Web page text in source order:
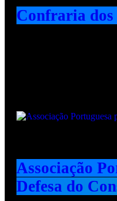
Confraria dos
Associação
Defesa do